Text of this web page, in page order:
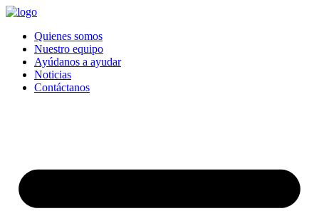
Quienes somos
Nuestro equipo
Ayúdanos a ayudar
Noticias
Contáctanos